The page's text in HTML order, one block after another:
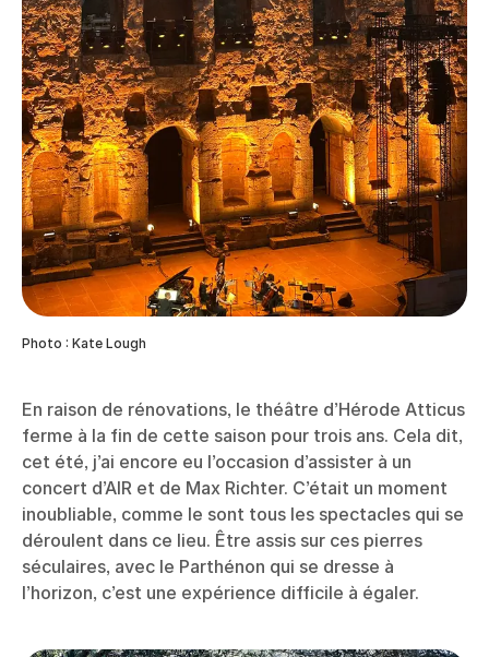
Photo : Kate Lough
En raison de rénovations, le théâtre d’Hérode Atticus
ferme à la fin de cette saison pour trois ans. Cela dit,
cet été, j’ai encore eu l’occasion d’assister à un
concert d’AIR et de Max Richter. C’était un moment
inoubliable, comme le sont tous les spectacles qui se
déroulent dans ce lieu. Être assis sur ces pierres
séculaires, avec le Parthénon qui se dresse à
l’horizon, c’est une expérience difficile à égaler.